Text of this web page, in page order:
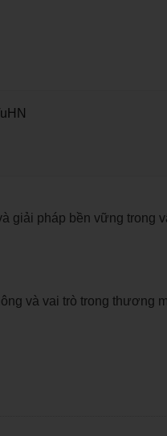
giải pháp bền vững trong
và vai trò trong thương